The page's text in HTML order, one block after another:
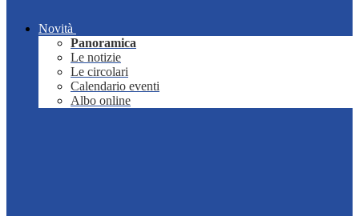
Novità
Panoramica
Le notizie
Le circolari
Calendario eventi
Albo online